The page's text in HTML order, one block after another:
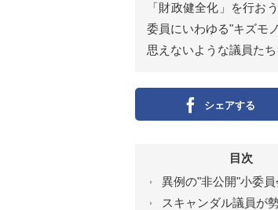
「財政健全化」を行お
委員にいわゆる"キズモ
思えないような議員た
シェアする
目次
異例の"非公開"小委員
スキャンダル議員が